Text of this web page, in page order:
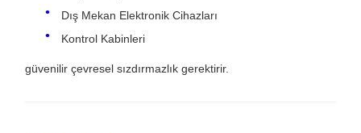
Dış Mekan Elektronik Cihazları
Kontrol Kabinleri
güvenilir çevresel sızdırmazlık gerektirir.